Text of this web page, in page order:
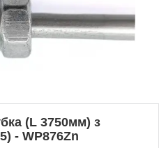
(L 3750мм) з
- WP876Zn